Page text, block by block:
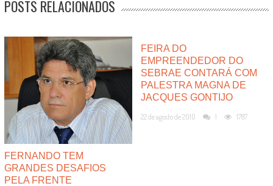
POSTS RELACIONADOS
FERNANDO TEM
GRANDES DESAFIOS
PELA FRENTE
FEIRA DO
EMPREENDEDOR DO
SEBRAE CONTARÁ COM
PALESTRA MAGNA DE
JACQUES GONTIJO
22 de agosto de 2010 1 1787